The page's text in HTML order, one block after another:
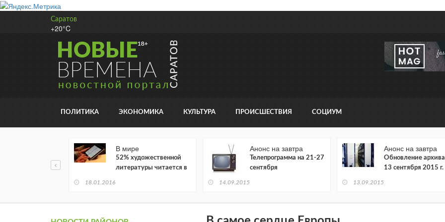
Саратов
+20°C
ПОЛИТИКА ЭКОНОМИКА КУЛЬТУРА ПРОИСШЕСТВИЯ СОЦИУМ
В мире
52% художественной
литературы читается в
18.01.2016
Анонс на завтра
Телепрограмма на 21-27
сентября
14.09.2015
Анонс на завтра
Обновление архива
13 сентября 2015 г.
13.09.2015